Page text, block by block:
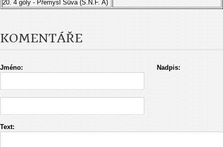
20. 4 góly - Přemysl Sůva (S.N.F. A)
KOMENTÁŘE
Jméno: Nadpis:
Text: